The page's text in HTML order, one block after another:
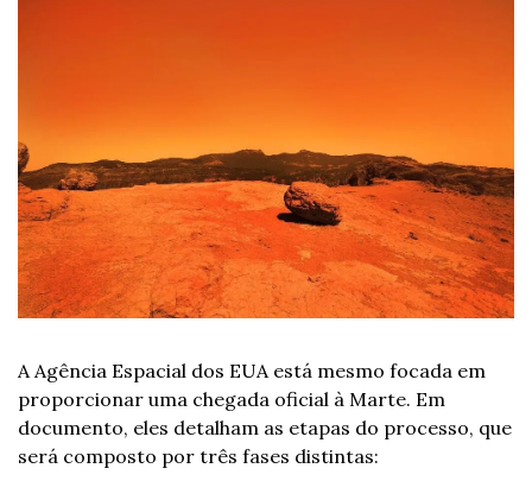
A Agência Espacial dos EUA está mesmo focada em
proporcionar uma chegada oficial à Marte. Em
documento, eles detalham as etapas do processo, que
será composto por três fases distintas: